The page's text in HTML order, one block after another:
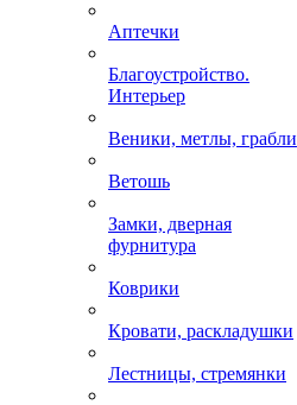
Аптечки
Благоустройство.
Интерьер
Веники, метлы, грабли
Ветошь
Замки, дверная
фурнитура
Коврики
Кровати, раскладушки
Лестницы, стремянки